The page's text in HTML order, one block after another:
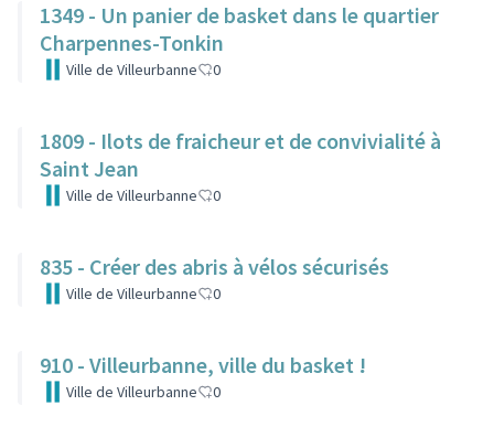
1349 - Un panier de basket dans le quartier
Charpennes-Tonkin
Ville de Villeurbanne 0
1809 - Ilots de fraicheur et de convivialité à
Saint Jean
Ville de Villeurbanne 0
835 - Créer des abris à vélos sécurisés
Ville de Villeurbanne 0
910 - Villeurbanne, ville du basket !
Ville de Villeurbanne 0